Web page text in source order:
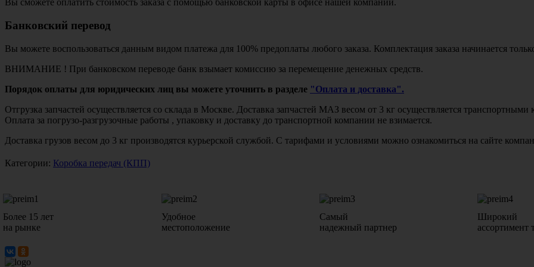
Вы сможете оплатить стоимость заказа с помощью банковской карты в офисе нашей компании.
Банковский перевод
Вы можете воспользоваться данным видом платежа для 100% предоплаты любого заказа. Комплектация заказа начинается
ВНИМАНИЕ ! При банковском переводе банк взымает комиссию за перемещение денежных средств.
Порядок оплаты для юридических лиц вы можете уточнить в разделе "Оплата и доставка".
Отгрузка запчастей осуществляется со склада в Москве. Доставка запчастей МАЗ весом от 3 кг осуществляется
Оплата за погрузо-разгрузочные работы , упаковку и доставку до транспортной компании не взимается.
Доставка грузов весом до 3 кг производятся курьерской службой. С тарифами и условиями можно ознакомиться на сайте
Категории: Коробка передач (КПП)
Более 15 лет
на рынке
Удобное
местоположение
Самый
надежный партнер
Широкий
ассортимент